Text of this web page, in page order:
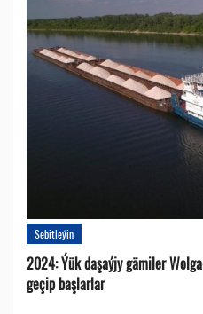
Sebitleýin
2024: Ýük daşaýjy gämiler
geçip başlarlar